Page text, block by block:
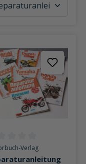
5 Sternen Bewertung
Verlag